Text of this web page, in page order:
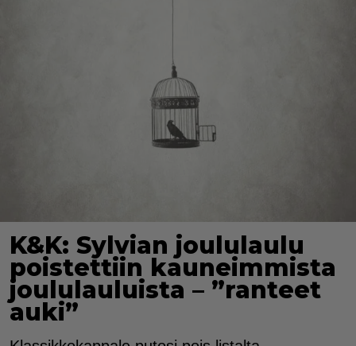
K&K: Sylvian joululaulu
poistettiin kauneimmista
joululauluista – ”ranteet
auki”